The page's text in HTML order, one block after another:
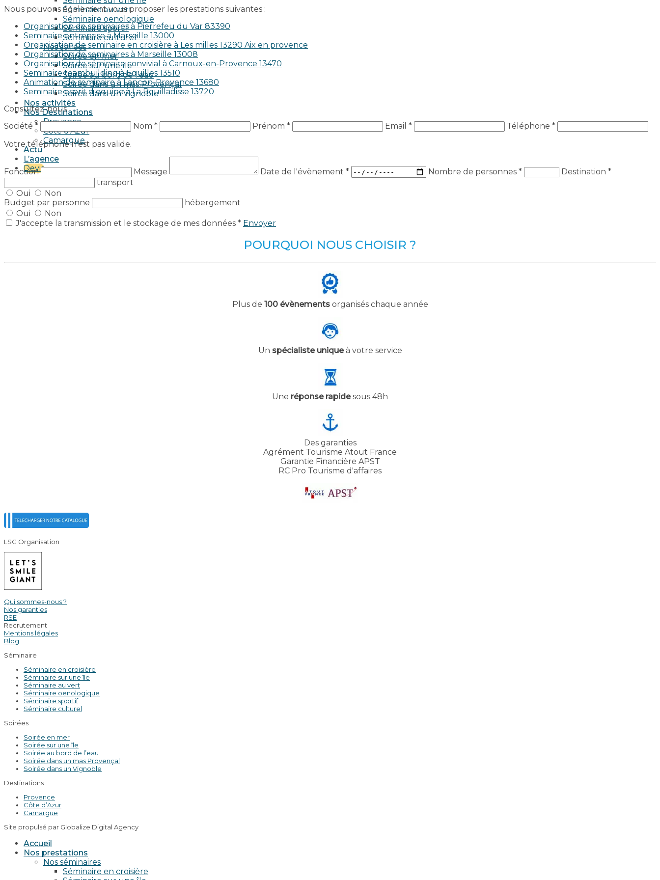
Séminaire au vert
Séminaire oenologique
Séminaire sportif
Séminaire culturel
Nos soirées
Soirée en mer
Soirée sur une île
Soirée au bord de l’eau
Soirée dans un mas Provençal
Soirée dans un Vignoble
Nos activités
Nos Destinations
Provence
Côte d’Azur
Camargue
Actu
L’agence
Devis
Nous pouvons également vous proposer les prestations suivantes :
Organisation de seminaires à Pierrefeu du Var 83390
Seminaire entreprise à Marseille 13000
Organisation de seminaire en croisière à Les milles 13290 Aix en provence​
Organisation de seminaires à Marseille 13008
Organisation de séminaire convivial à Carnoux-en-Provence 13470
Seminaire teambuilding à Eguilles 13510
Animation de seminaire à Lançon-Provence 13680
Seminaire esprit d equipe à La Bouilladisse 13720
Consultez-nous
Société *
Nom * Prénom * Email *
Téléphone *
Votre téléphone n’est pas valide.
Fonction Message Date de l'évènement * Nombre de personnes * Destination *
transport
Oui
Non
Budget par personne
hébergement
Oui
Non
J'accepte la transmission et le stockage de mes données * Envoyer
POURQUOI NOUS CHOISIR ?
Plus de 100 évènementsorganisés chaque année
Un spécialiste uniqueà votre service
Une réponse rapidesous 48h
Des garanties
Agrément Tourisme Atout France
Garantie Financière APST
RC Pro Tourisme d'affaires
LSG Organisation
Qui sommes-nous ?
Nos garanties
RSE
Recrutement
Mentions légales
Blog
Séminaire
Séminaire en croisière
Séminaire sur une île
Séminaire au vert
Séminaire oenologique
Séminaire sportif
Séminaire culturel
Soirées
Soirée en mer
Soirée sur une île
Soirée au bord de l’eau
Soirée dans un mas Provençal
Soirée dans un Vignoble
Destinations
Provence
Côte d’Azur
Camargue
Site propulsé par Globalize Digital Agency
Accueil
Nos prestations
Nos séminaires
Séminaire en croisière